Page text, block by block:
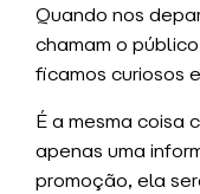
Quando nos
chamam o
ficamos curiosos
É a mesma coisa
apenas uma
promoção, ela